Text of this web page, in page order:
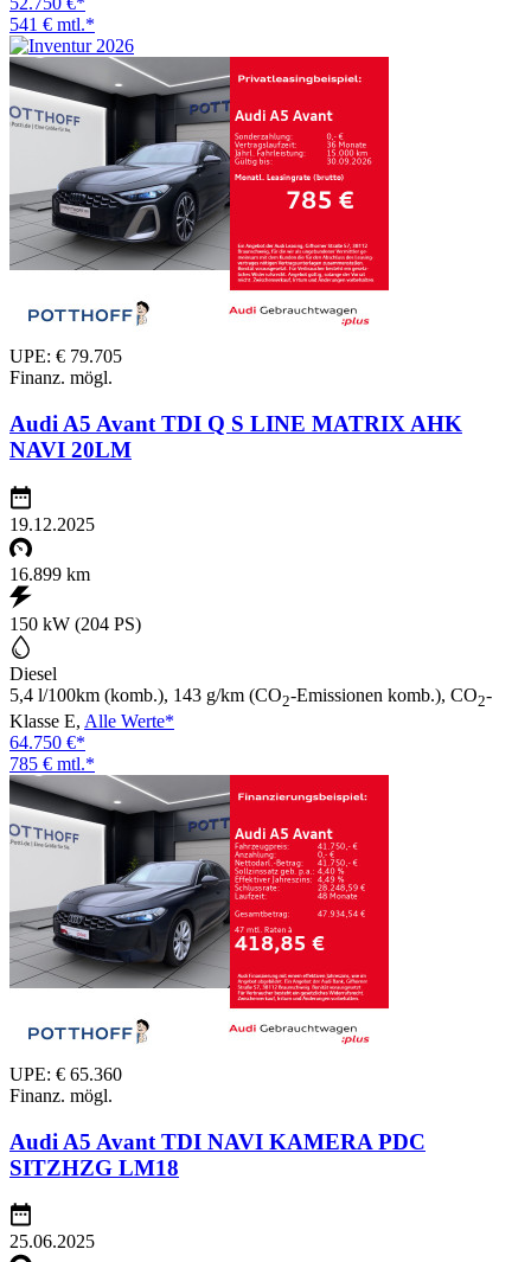
541 € mtl.*
UPE: € 79.705
Finanz. mögl.
Audi A5 Avant TDI Q S LINE MATRIX AHK
NAVI 20LM
19.12.2025
16.899 km
150 kW (204 PS)
Diesel
5,4 l/100km (komb.), 143 g/km (CO2-Emissionen komb.), CO2-
Klasse E, Alle Werte*
64.750 €*
785 € mtl.*
UPE: € 65.360
Finanz. mögl.
Audi A5 Avant TDI NAVI KAMERA PDC
SITZHZG LM18
25.06.2025